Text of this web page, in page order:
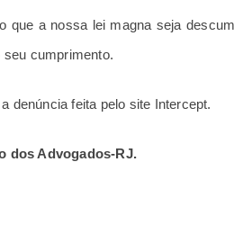
que a nossa lei magna seja
seu cumprimento.
denúncia feita pelo site Intercept.
dos Advogados-RJ.